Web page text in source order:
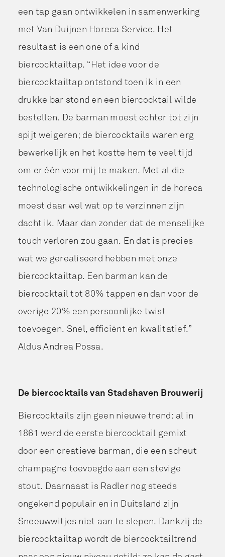
een tap gaan ontwikkelen in samenwerking
met Van Duijnen Horeca Service. Het
resultaat is een one of a kind
biercocktailtap. “Het idee voor de
biercocktailtap ontstond toen ik in een
drukke bar stond en een biercocktail wilde
bestellen. De barman moest echter tot zijn
spijt weigeren; de biercocktails waren erg
bewerkelijk en het kostte hem te veel tijd
om er één voor mij te maken. Met al die
technologische ontwikkelingen in de horeca
moest daar wel wat op te verzinnen zijn
dacht ik. Maar dan zonder dat de menselijke
touch verloren zou gaan. En dat is precies
wat we gerealiseerd hebben met onze
biercocktailtap. Een barman kan de
biercocktail tot 80% tappen en dan voor de
overige 20% een persoonlijke twist
toevoegen. Snel, efficiënt en kwalitatief.”
Aldus Andrea Possa.
De biercocktails van Stadshaven Brouwerij
Biercocktails zijn geen nieuwe trend: al in
1861 werd de eerste biercocktail gemixt
door een creatieve barman, die een scheut
champagne toevoegde aan een stevige
stout. Daarnaast is Radler nog steeds
ongekend populair en in Duitsland zijn
Sneeuwwitjes niet aan te slepen. Dankzij de
biercocktailtap wordt de biercocktailtrend